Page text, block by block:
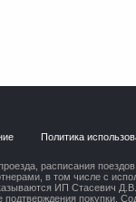
Политика
расписания
в том числе с
ИП Стасевич
подтверждения покупки.